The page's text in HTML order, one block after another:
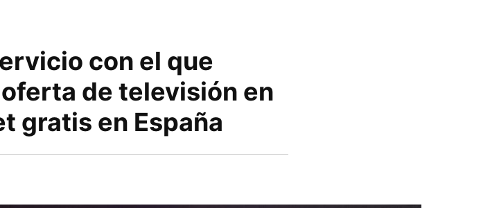
con el que
de televisión en
gratis en España